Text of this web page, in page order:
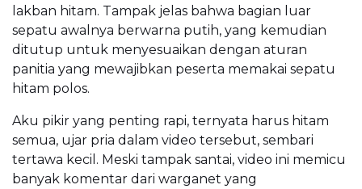
lakban hitam. Tampak jelas bahwa bagian luar
sepatu awalnya berwarna putih, yang kemudian
ditutup untuk menyesuaikan dengan aturan
panitia yang mewajibkan peserta memakai sepatu
hitam polos.
Aku pikir yang penting rapi, ternyata harus hitam
semua, ujar pria dalam video tersebut, sembari
tertawa kecil. Meski tampak santai, video ini memicu
banyak komentar dari warganet yang